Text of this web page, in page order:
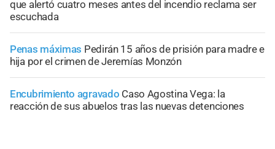
que alertó cuatro meses antes del incendio reclama ser
escuchada
Penas máximas Pedirán 15 años de prisión para madre e
hija por el crimen de Jeremías Monzón
Encubrimiento agravado Caso Agostina Vega: la
reacción de sus abuelos tras las nuevas detenciones